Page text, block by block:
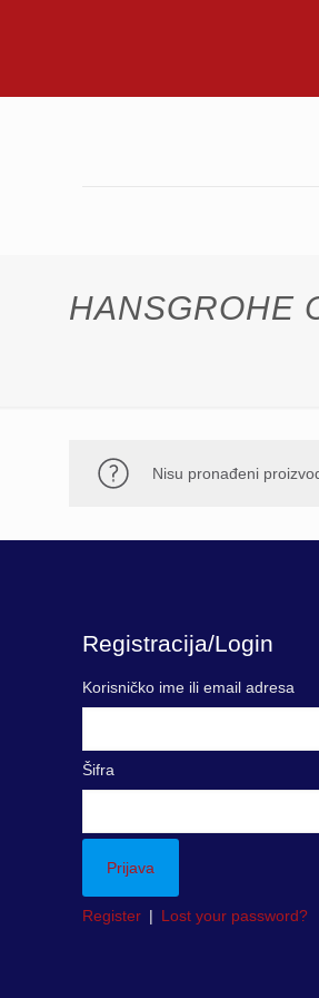
HANSGROHE
Nisu pronađeni
Registracija/Login
Korisničko ime ili email adresa
Šifra
Register | Lost your password?